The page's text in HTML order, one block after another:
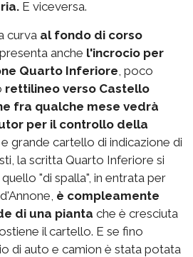
E viceversa.
curva al fondo di corso
anche l'incrocio per
Quarto Inferiore , poco
rettilineo verso Castello
fra qualche mese vedrà
per il controllo della
grande cartello di indicazione di
la scritta Quarto Inferiore si
"di spalla", in entrata per
è compleamente
di una pianta che è cresciuta
il cartello. E se fino
di auto e camion è stata potata